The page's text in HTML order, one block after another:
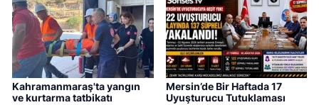
Kahramanmaraş'ta yangın
ve kurtarma tatbikatı
Mersin’de Bir Haftada 17
Uyuşturucu Tutuklaması